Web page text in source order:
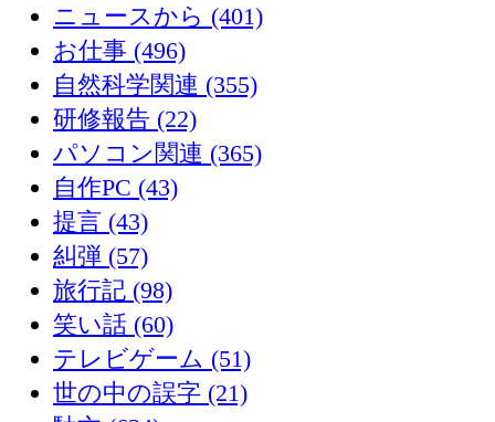
ニュースから (401)
お仕事 (496)
自然科学関連 (355)
研修報告 (22)
パソコン関連 (365)
自作PC (43)
提言 (43)
糾弾 (57)
旅行記 (98)
笑い話 (60)
テレビゲーム (51)
世の中の誤字 (21)